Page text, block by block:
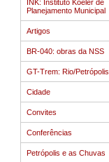
INK: Instituto Koeler de
Planejamento Municipal
Artigos
BR-040: obras da NSS
GT-Trem: Rio/Petrópolis
Cidade
Convites
Conferências
Petrópolis e as Chuvas